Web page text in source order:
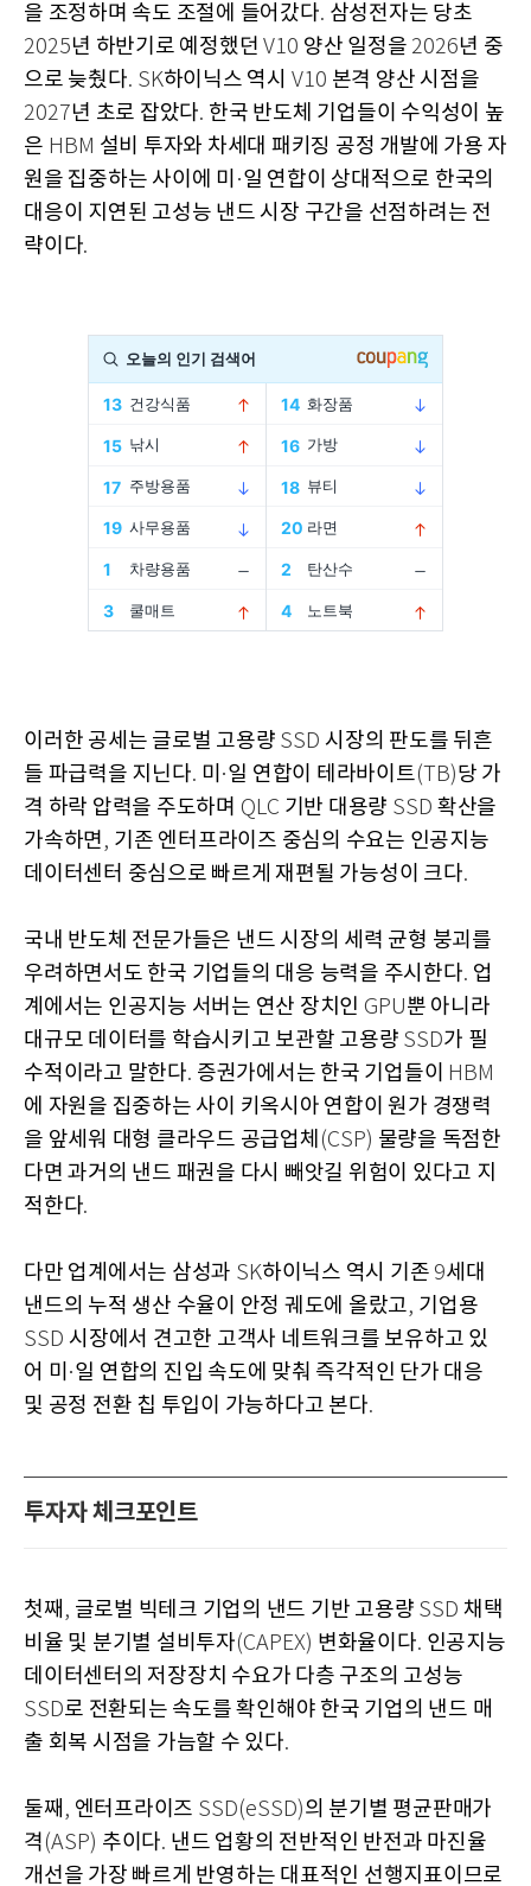
을 조정하며 속도 조절에 들어갔다. 삼성전자는 당초
2025년 하반기로 예정했던 V10 양산 일정을 2026년 중
으로 늦췄다. SK하이닉스 역시 V10 본격 양산 시점을
2027년 초로 잡았다. 한국 반도체 기업들이 수익성이 높
은 HBM 설비 투자와 차세대 패키징 공정 개발에 가용 자
원을 집중하는 사이에 미 ·일 연합이 상대적으로 한국의
대응이 지연된 고성능 낸드 시장 구간을 선점하려는 전
략이다.
이러한 공세는 글로벌 고용량 SSD 시장의 판도를 뒤흔
들 파급력을 지닌다. 미 ·일 연합이 테라바이트(TB)당 가
격 하락 압력을 주도하며 QLC 기반 대용량 SSD 확산을
가속하면, 기존 엔터프라이즈 중심의 수요는 인공지능
데이터센터 중심으로 빠르게 재편될 가능성이 크다.
국내 반도체 전문가들은 낸드 시장의 세력 균형 붕괴를
우려하면서도 한국 기업들의 대응 능력을 주시한다. 업
계에서는 인공지능 서버는 연산 장치인 GPU뿐 아니라
대규모 데이터를 학습시키고 보관할 고용량 SSD가 필
수적이라고 말한다. 증권가에서는 한국 기업들이 HBM
에 자원을 집중하는 사이 키옥시아 연합이 원가 경쟁력
을 앞세워 대형 클라우드 공급업체 (CSP) 물량을 독점한
다면 과거의 낸드 패권을 다시 빼앗길 위험이 있다고 지
적한다.
다만 업계에서는 삼성과 SK하이닉스 역시 기존 9세대
낸드의 누적 생산 수율이 안정 궤도에 올랐고, 기업용
SSD 시장에서 견고한 고객사 네트워크를 보유하고 있
어 미 ·일 연합의 진입 속도에 맞춰 즉각적인 단가 대응
및 공정 전환 칩 투입이 가능하다고 본다.
투자자 체크포인트
첫째 , 글로벌 빅테크 기업의 낸드 기반 고용량 SSD 채택
비율 및 분기별 설비투자(CAPEX) 변화율이다. 인공지능
데이터센터의 저장장치 수요가 다층 구조의 고성능
SSD로 전환되는 속도를 확인해야 한국 기업의 낸드 매
출 회복 시점을 가늠할 수 있다.
둘째 , 엔터프라이즈 SSD(eSSD)의 분기별 평균판매가
격 (ASP) 추이다. 낸드 업황의 전반적인 반전과 마진율
개선을 가장 빠르게 반영하는 대표적인 선행지표이므로